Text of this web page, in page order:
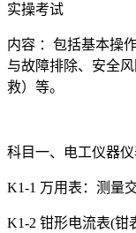
实操考试
内容 ：包括基本操
与故障排除、安全
救）等。
科目一、电工仪器
K1-1 万用表：测量
K1-2 钳形电流表(钳